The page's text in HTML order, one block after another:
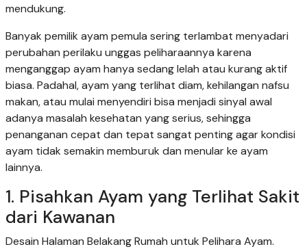
mendukung.
Banyak pemilik ayam pemula sering terlambat menyadari
perubahan perilaku unggas peliharaannya karena
menganggap ayam hanya sedang lelah atau kurang aktif
biasa. Padahal, ayam yang terlihat diam, kehilangan nafsu
makan, atau mulai menyendiri bisa menjadi sinyal awal
adanya masalah kesehatan yang serius, sehingga
penanganan cepat dan tepat sangat penting agar kondisi
ayam tidak semakin memburuk dan menular ke ayam
lainnya.
1. Pisahkan Ayam yang Terlihat Sakit
dari Kawanan
Desain Halaman Belakang Rumah untuk Pelihara Ayam.